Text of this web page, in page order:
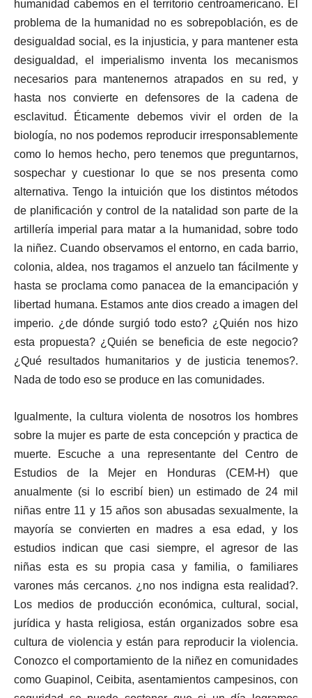
humanidad cabemos en el territorio centroamericano. El
problema de la humanidad no es sobrepoblación, es de
desigualdad social, es la injusticia, y para mantener esta
desigualdad, el imperialismo inventa los mecanismos
necesarios para mantenernos atrapados en su red, y
hasta nos convierte en defensores de la cadena de
esclavitud. Éticamente debemos vivir el orden de la
biología, no nos podemos reproducir irresponsablemente
como lo hemos hecho, pero tenemos que preguntarnos,
sospechar y cuestionar lo que se nos presenta como
alternativa. Tengo la intuición que los distintos métodos
de planificación y control de la natalidad son parte de la
artillería imperial para matar a la humanidad, sobre todo
la niñez. Cuando observamos el entorno, en cada barrio,
colonia, aldea, nos tragamos el anzuelo tan fácilmente y
hasta se proclama como panacea de la emancipación y
libertad humana. Estamos ante dios creado a imagen del
imperio. ¿de dónde surgió todo esto? ¿Quién nos hizo
esta propuesta? ¿Quién se beneficia de este negocio?
¿Qué resultados humanitarios y de justicia tenemos?.
Nada de todo eso se produce en las comunidades.
Igualmente, la cultura violenta de nosotros los hombres
sobre la mujer es parte de esta concepción y practica de
muerte. Escuche a una representante del Centro de
Estudios de la Mejer en Honduras (CEM-H) que
anualmente (si lo escribí bien) un estimado de 24 mil
niñas entre 11 y 15 años son abusadas sexualmente, la
mayoría se convierten en madres a esa edad, y los
estudios indican que casi siempre, el agresor de las
niñas esta es su propia casa y familia, o familiares
varones más cercanos. ¿no nos indigna esta realidad?.
Los medios de producción económica, cultural, social,
jurídica y hasta religiosa, están organizados sobre esa
cultura de violencia y están para reproducir la violencia.
Conozco el comportamiento de la niñez en comunidades
como Guapinol, Ceibita, asentamientos campesinos, con